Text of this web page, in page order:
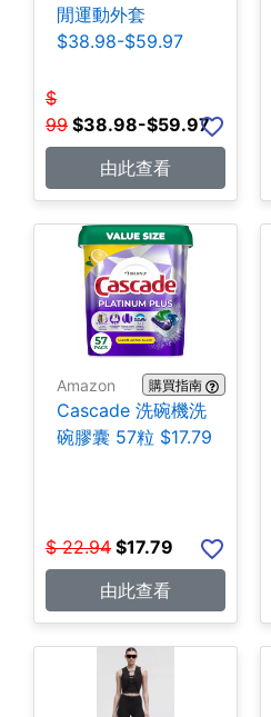
閒運動外套
$38.98-$59.97
$
99 $38.98-$59.97
由此查看
Amazon 購買指南
Cascade 洗碗機洗
碗膠囊 57粒 $17.79
$ 22.94 $17.79
由此查看